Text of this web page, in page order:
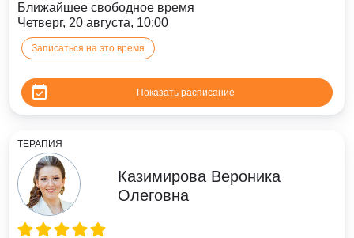
Ближайшее свободное время
Четверг, 20 августа, 10:00
Записаться на это время
Показать расписание
ТЕРАПИЯ
Казимирова Вероника
Олеговна